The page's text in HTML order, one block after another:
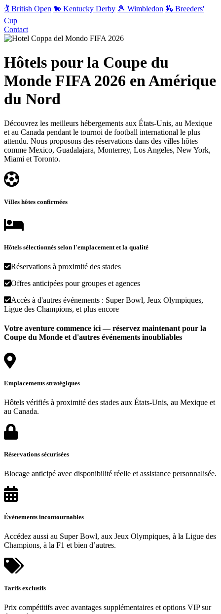
🏌️ British Open 🐎 Kentucky Derby 🎾 Wimbledon 🏇 Breeders'
Cup
Contact
Hôtels pour la Coupe du
Monde FIFA 2026 en Amérique
du Nord
Découvrez les meilleurs hébergements aux États-Unis, au Mexique
et au Canada pendant le tournoi de football international le plus
attendu. Nous proposons des réservations dans des villes hôtes
comme Mexico, Guadalajara, Monterrey, Los Angeles, New York,
Miami et Toronto.
Villes hôtes confirmées
Hôtels sélectionnés selon l'emplacement et la qualité
Réservations à proximité des stades
Offres anticipées pour groupes et agences
Accès à d'autres événements : Super Bowl, Jeux Olympiques,
Ligue des Champions, et plus encore
Votre aventure commence ici — réservez maintenant pour la
Coupe du Monde et d'autres événements inoubliables
Emplacements stratégiques
Hôtels vérifiés à proximité des stades aux États-Unis, au Mexique et
au Canada.
Réservations sécurisées
Blocage anticipé avec disponibilité réelle et assistance personnalisée.
Événements incontournables
Accédez aussi au Super Bowl, aux Jeux Olympiques, à la Ligue des
Champions, à la F1 et bien d’autres.
Tarifs exclusifs
Prix compétitifs avec avantages supplémentaires et options VIP sur